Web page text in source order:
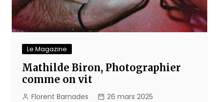
Le Magazine
Mathilde Biron, Photographier
comme on vit
Florent Barnades 26 mars 2025